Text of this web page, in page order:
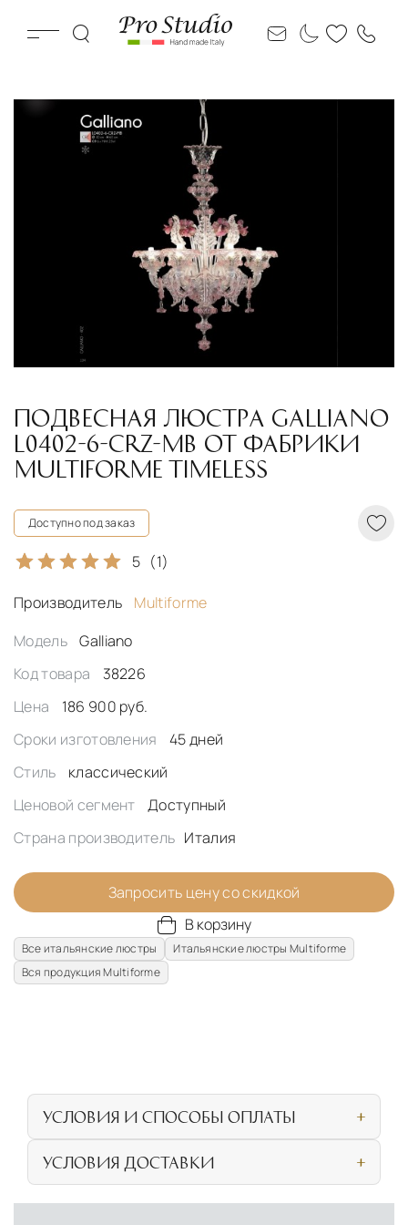
ПОДВЕСНАЯ ЛЮСТРА GALLIANO
L0402-6-CRZ-MB ОТ ФАБРИКИ
MULTIFORME TIMELESS
Доступно под заказ
5 (1)
Производитель
Multiforme
Модель
Galliano
Код товара
38226
Цена
186 900 руб.
Сроки изготовления
45 дней
Стиль
классический
Ценовой сегмент
Доступный
Страна производитель Италия
Запросить цену со скидкой
В корзину
Все итальянские люстры
Итальянские люстры Multiforme
Вся продукция Multiforme
УСЛОВИЯ И СПОСОБЫ ОПЛАТЫ
личном посещении нашего салона
Безналичная оплата по счёту для
УСЛОВИЯ ДОСТАВКИ